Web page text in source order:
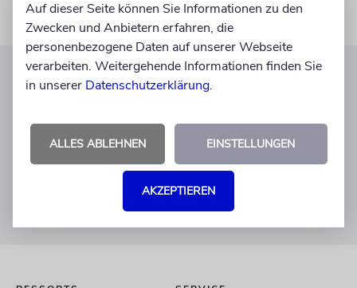
KUNDENSERVICE
+49 30 275833 0
Mo-Do 9-17 Uhr
verlag@juedische-allgemeine.de
redaktion@juedische-allgemeine.de
Auf dieser Seite können Sie Informationen zu den
Zwecken und Anbietern erfahren, die
personenbezogene Daten auf unserer Webseite
verarbeiten. Weitergehende Informationen finden Sie
in unserer Datenschutzerklärung.
ALLES ABLEHNEN EINSTELLUNGEN
AKZEPTIEREN